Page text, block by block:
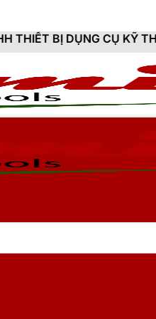
CỤ KỸ THUẬT HITAMI -